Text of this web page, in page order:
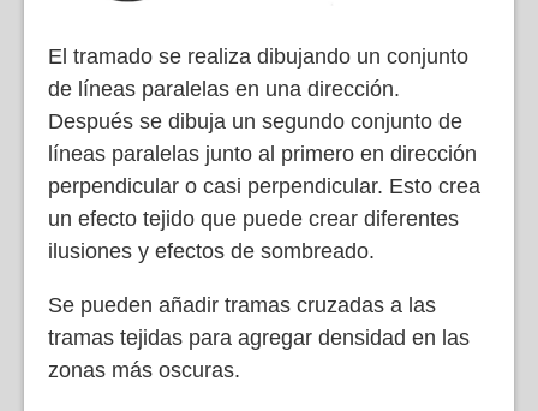
El tramado se realiza dibujando un conjunto
de líneas paralelas en una dirección.
Después se dibuja un segundo conjunto de
líneas paralelas junto al primero en dirección
perpendicular o casi perpendicular. Esto crea
un efecto tejido que puede crear diferentes
ilusiones y efectos de sombreado.
Se pueden añadir tramas cruzadas a las
tramas tejidas para agregar densidad en las
zonas más oscuras.